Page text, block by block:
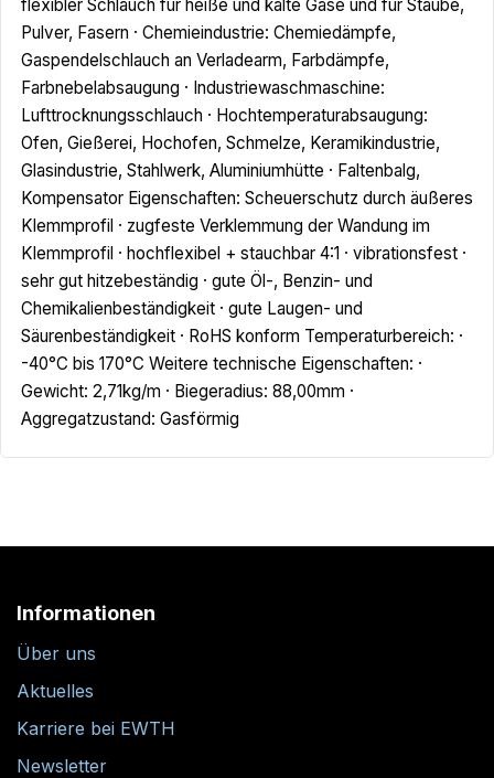
flexibler Schlauch für heiße und kalte Gase und für Stäube,
Pulver, Fasern · Chemieindustrie: Chemiedämpfe,
Gaspendelschlauch an Verladearm, Farbdämpfe,
Farbnebelabsaugung · Industriewaschmaschine:
Lufttrocknungsschlauch · Hochtemperaturabsaugung:
Ofen, Gießerei, Hochofen, Schmelze, Keramikindustrie,
Glasindustrie, Stahlwerk, Aluminiumhütte · Faltenbalg,
Kompensator Eigenschaften: Scheuerschutz durch äußeres
Klemmprofil · zugfeste Verklemmung der Wandung im
Klemmprofil · hochflexibel + stauchbar 4:1 · vibrationsfest ·
sehr gut hitzebeständig · gute Öl-, Benzin- und
Chemikalienbeständigkeit · gute Laugen- und
Säurenbeständigkeit · RoHS konform Temperaturbereich: ·
-40°C bis 170°C Weitere technische Eigenschaften: ·
Gewicht: 2,71kg/m · Biegeradius: 88,00mm ·
Aggregatzustand: Gasförmig
Informationen
Über uns
Aktuelles
Karriere bei EWTH
Newsletter